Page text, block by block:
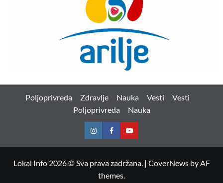
Poljoprivreda Zdravlje Nauka Vesti
Vesti
Poljoprivreda
Nauka
InstagramFacebookYoutube
Lokal Info 2026 © Sva prava zadržana. | CoverNewsby AF
themes.